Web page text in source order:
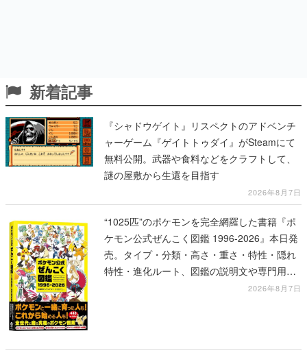
新着記事
『シャドウゲイト』リスペクトのアドベンチ
ャーゲーム『ゲイトトゥダイ』がSteamにて
無料公開。武器や食料などをクラフトして、
謎の屋敷から生還を目指す
2026年8月7日
“1025匹”のポケモンを完全網羅した書籍『ポ
ケモン公式ぜんこく図鑑 1996-2026』本日発
売。タイプ・分類・高さ・重さ・特性・隠れ
特性・進化ルート、図鑑の説明文や専門用語
2026年8月7日